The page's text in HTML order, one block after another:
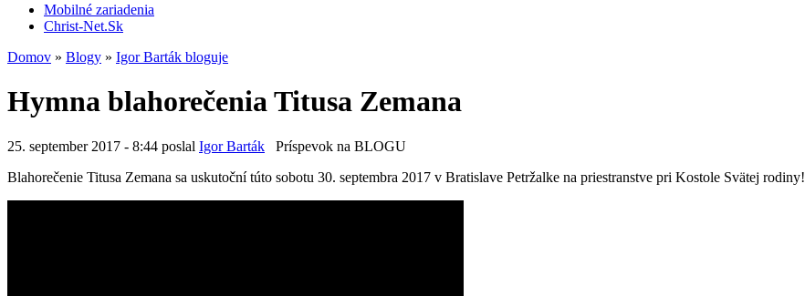
Mobilné zariadenia
Christ-Net.Sk
Domov » Blogy » Igor Barták bloguje
Hymna blahorečenia Titusa Zemana
25. september 2017 - 8:44 poslal Igor Barták Príspevok na BLOGU
Blahorečenie Titusa Zemana sa uskutoční túto sobotu 30. septembra 2017 v Bratislave Petržalke na priestranstve pri Kostole Svätej rodiny!